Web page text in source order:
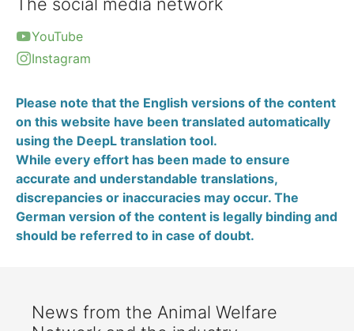
The social media network
YouTube
Instagram
Please note that the English versions of the content
on this website have been translated automatically
using the DeepL translation tool.
While every effort has been made to ensure
accurate and understandable translations,
discrepancies or inaccuracies may occur. The
German version of the content is legally binding and
should be referred to in case of doubt.
News from the Animal Welfare